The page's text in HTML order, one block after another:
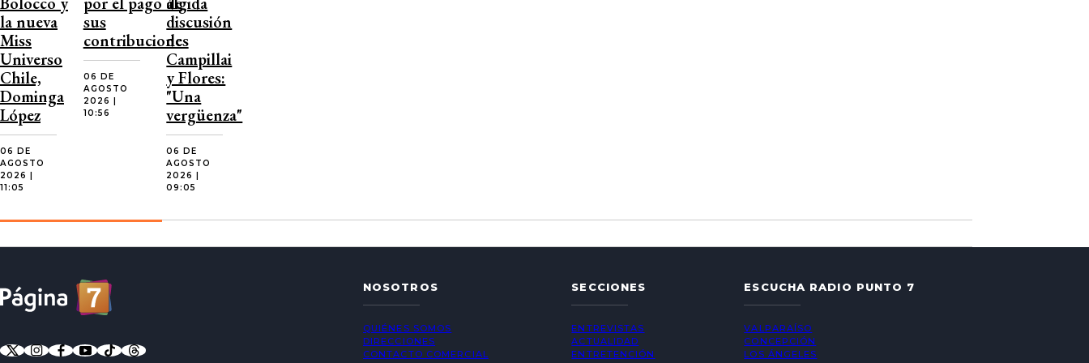
la nueva
Miss
Universo
Chile,
Dominga
López
06 DE
AGOSTO
2026 |
11:05
sus
contribuciones
06 DE
AGOSTO
2026 |
10:56
discusión
de
Campillai
y Flores:
"Una
vergüenza"
06 DE
AGOSTO
2026 |
09:05
NOSOTROS
QUIÉNES SOMOS
DIRECCIONES
CONTACTO COMERCIAL
SECCIONES
ENTREVISTAS
ACTUALIDAD
ENTRETENCIÓN
ESCUCHA RADIO PUNTO 7
VALPARAÍSO
CONCEPCIÓN
LOS ÁNGELES